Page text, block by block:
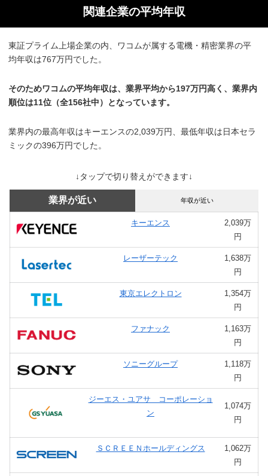
関連企業の平均年収
東証プライム上場企業の内、ワコムが属する電機・精密業界の平
均年収は767万円でした。
そのためワコムの平均年収は、業界平均から197万円高く、業界内
順位は11位（全156社中）となっています。
業界内の最高年収はキーエンスの2,039万円、最低年収は日本セラ
ミックの396万円でした。
↓タップで切り替えができます↓
業界が近い 年収が近い
キーエンス
2,039万
円
レーザーテック
1,638万
円
東京エレクトロン
1,354万
円
ファナック
1,163万
円
ソニーグループ
1,118万
円
ジーエス・ユアサ コーポレーショ
ン
1,074万
円
ＳＣＲＥＥＮホールディングス
1,062万
円